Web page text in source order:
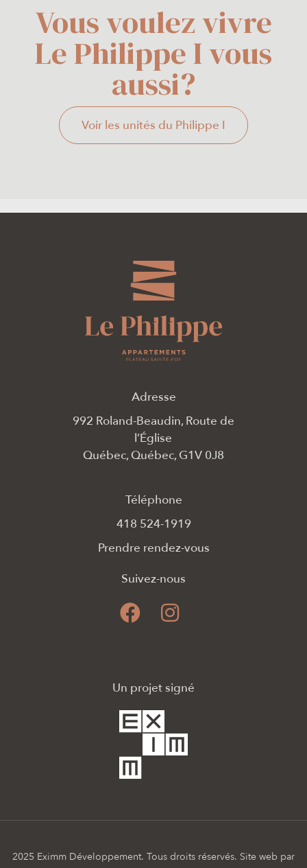
Vous voulez vivre
Le Philippe I vous
aussi?
Voir les unités du Philippe I
Adresse
992 Roland-Beaudin, Route de
l’Église
Québec, Québec, G1V 0J8
Téléphone
418 524-1919
Prendre rendez-vous
Suivez-nous
Un projet signé
2025 Eximm Développement. Tous droits réservés. Site web par